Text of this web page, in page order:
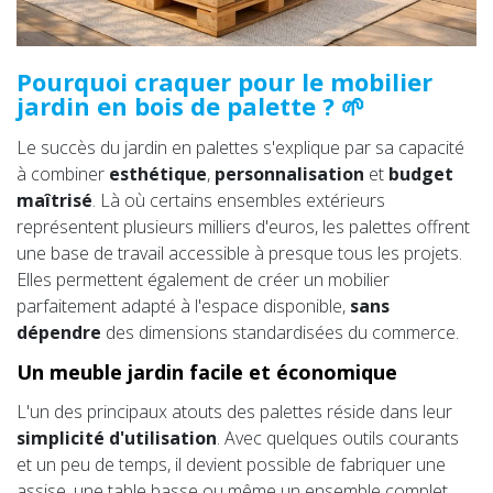
Pourquoi craquer pour le mobilier
jardin en bois de palette ? 🌱
Le succès du jardin en palettes s'explique par sa capacité
à combiner esthétique, personnalisation et budget
maîtrisé. Là où certains ensembles extérieurs
représentent plusieurs milliers d'euros, les palettes offrent
une base de travail accessible à presque tous les projets.
Elles permettent également de créer un mobilier
parfaitement adapté à l'espace disponible, sans
dépendre des dimensions standardisées du commerce.
Un meuble jardin facile et économique
L'un des principaux atouts des palettes réside dans leur
simplicité d'utilisation. Avec quelques outils courants
et un peu de temps, il devient possible de fabriquer une